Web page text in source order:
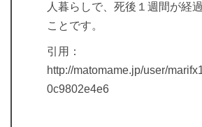
人暮らしで、死後１週間が経
ことです。
引用：
http://matomame.jp/user/
0c9802e4e6